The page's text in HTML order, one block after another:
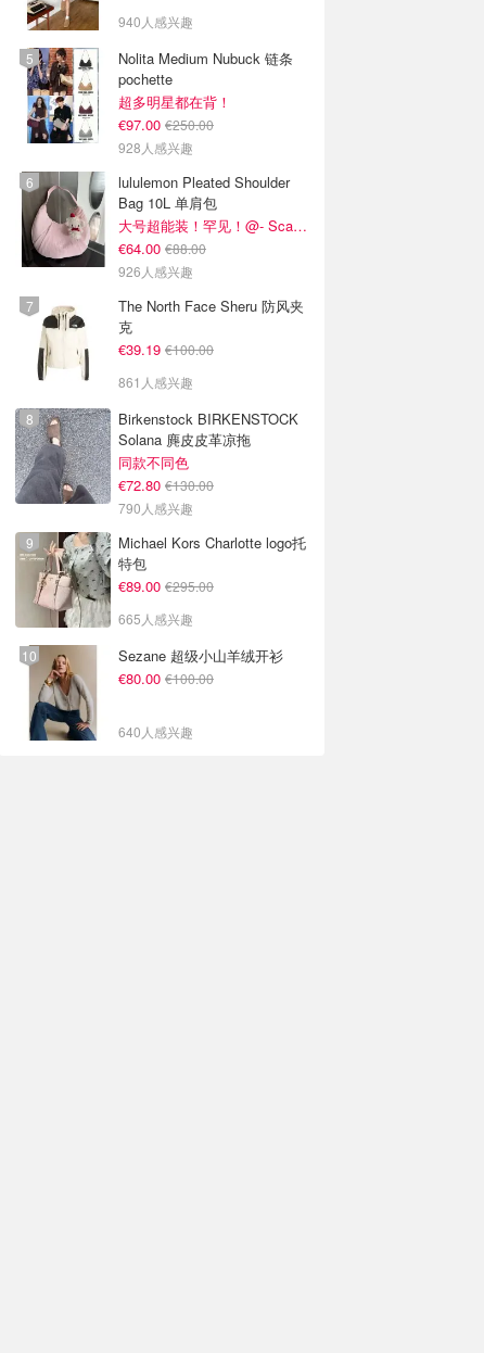
940人感兴趣
Nolita Medium Nubuck 链条
pochette
超多明星都在背！
€97.00 €250.00
928人感兴趣
lululemon Pleated Shoulder
Bag 10L 单肩包
大号超能装！罕见！@- Scarlett
€64.00 €88.00
926人感兴趣
The North Face Sheru 防风夹
克
€39.19 €100.00
861人感兴趣
Birkenstock BIRKENSTOCK
Solana 麂皮皮革凉拖
同款不同色
€72.80 €130.00
790人感兴趣
Michael Kors Charlotte logo托
特包
€89.00 €295.00
665人感兴趣
Sezane 超级小山羊绒开衫
€80.00 €100.00
640人感兴趣